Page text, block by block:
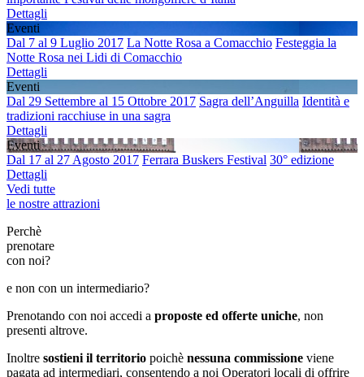
Dettagli
Eventi
Dal 7 al 9 Luglio 2017 La Notte Rosa a Comacchio Festeggia la
Notte Rosa nei Lidi di Comacchio
Dettagli
Eventi
Dal 29 Settembre al 15 Ottobre 2017 Sagra dell’Anguilla Identità e
tradizioni racchiuse in una sagra
Dettagli
Eventi
Dal 17 al 27 Agosto 2017 Ferrara Buskers Festival 30° edizione
Dettagli
Vedi tutte
le nostre attrazioni
Perchè
prenotare
con noi?
e non con un intermediario?
Prenotando con noi accedi a proposte ed offerte uniche, non
presenti altrove.
Inoltre sostieni il territorio poichè nessuna commissione viene
pagata ad intermediari, consentendo a noi Operatori locali di offrire